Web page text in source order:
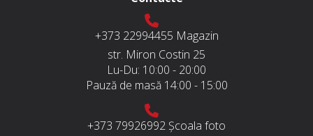
+373 22994455 Magazin
str. Miron Costin 25
Lu-Du: 10:00 - 20:00
Pauză de masă 14:00 - 15:00
+373 79926992 Școala foto